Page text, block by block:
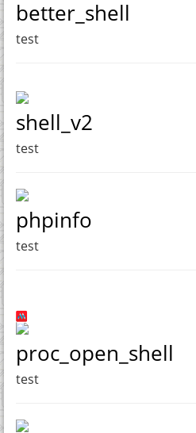
better_shell
test
shell_v2
test
phpinfo
test
proc_open_shell
test